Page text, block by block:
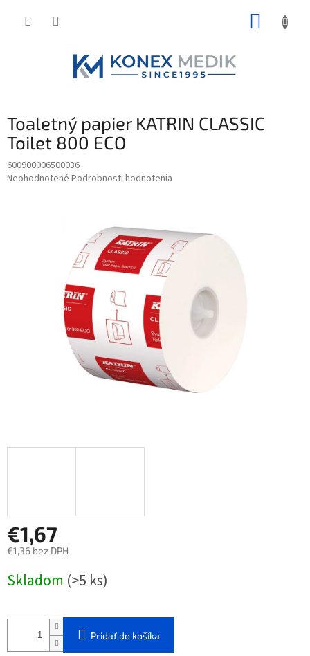
Toaletný papier KATRIN CLASSIC
Toilet 800 ECO
600900006500036
Priemerné
Neohodnotené Podrobnosti hodnotenia
€1,67
€1,36 bez DPH
cena:
Skladom (>5 ks)
Pridať do košíka